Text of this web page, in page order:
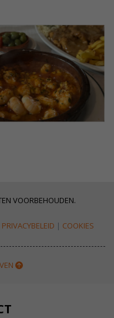
VOORBEHOUDEN.
PRIVACYBELEID | COOKIES